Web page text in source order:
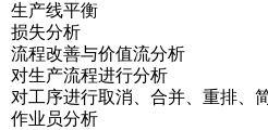
生产线平衡
损失分析
流程改善与价值流分析
对生产流程进行分析
对工序进行取消、合并、重排、
作业员分析